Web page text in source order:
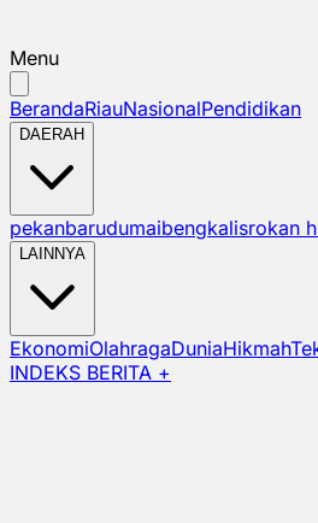
Menu
BerandaRiauNasionalPendidikan
DAERAH
pekanbarudumaibengkalisrokan
LAINNYA
EkonomiOlahragaDuniaHikmah
INDEKS BERITA +